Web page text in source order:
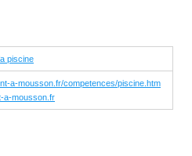
piscine
a-mousson.fr/competences/piscine.htm
a-mousson.fr